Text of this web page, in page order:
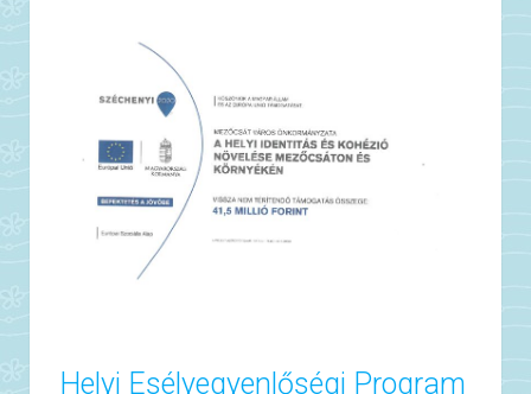
Helyi Esélyegyenlőségi Program